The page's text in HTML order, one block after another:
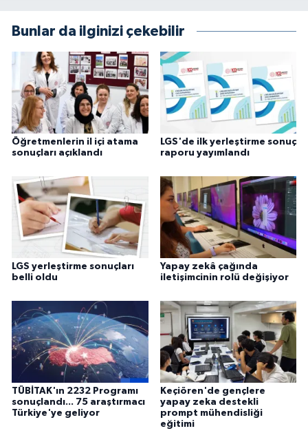
Bunlar da ilginizi çekebilir
Öğretmenlerin il içi atama
sonuçları açıklandı
LGS'de ilk yerleştirme sonuç
raporu yayımlandı
LGS yerleştirme sonuçları
belli oldu
Yapay zekâ çağında
iletişimcinin rolü değişiyor
TÜBİTAK'ın 2232 Programı
sonuçlandı... 75 araştırmacı
Türkiye'ye geliyor
Keçiören'de gençlere
yapay zeka destekli
prompt mühendisliği
eğitimi